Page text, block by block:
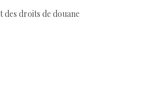
droits de douane